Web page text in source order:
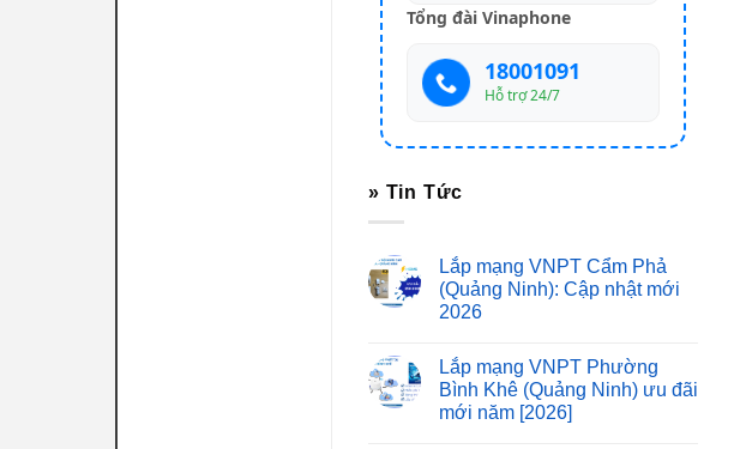
Tổng đài Vinaphone
18001091
Hỗ trợ 24/7
» Tin Tức
Lắp mạng VNPT Cẩm Phả
(Quảng Ninh): Cập nhật mới
2026
Lắp mạng VNPT Phường
Bình Khê (Quảng Ninh) ưu đãi
mới năm [2026]